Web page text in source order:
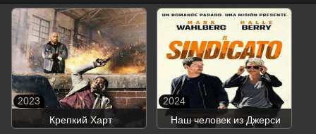
Крепкий Харт
2023
Наш человек из Джерси
2024